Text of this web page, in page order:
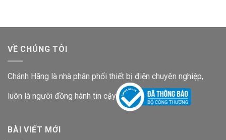
VỀ CHÚNG TÔI
Chánh Hãng là nhà phân phối thiết bị điện chuyên nghiệp,
luôn là người đồng hành tin cậy
BÀI VIẾT MỚI